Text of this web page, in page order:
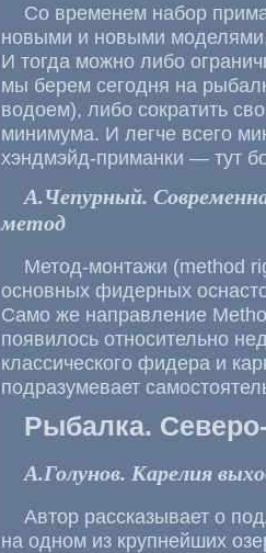
Со временем набор
новыми и новыми
И тогда можно либо
мы берем сегодня на
водоем), либо сократить
минимума. И легче всего
хэндмэйд-приманки — тут
А.Чепурный.
метод
Метод-монтажи (method
основных фидерных
Само же направление
появилось относительно
классического фидера и
подразумевает
Рыбалка.
А.Голунов. Карелия
Автор рассказывает о
на одном из крупнейших